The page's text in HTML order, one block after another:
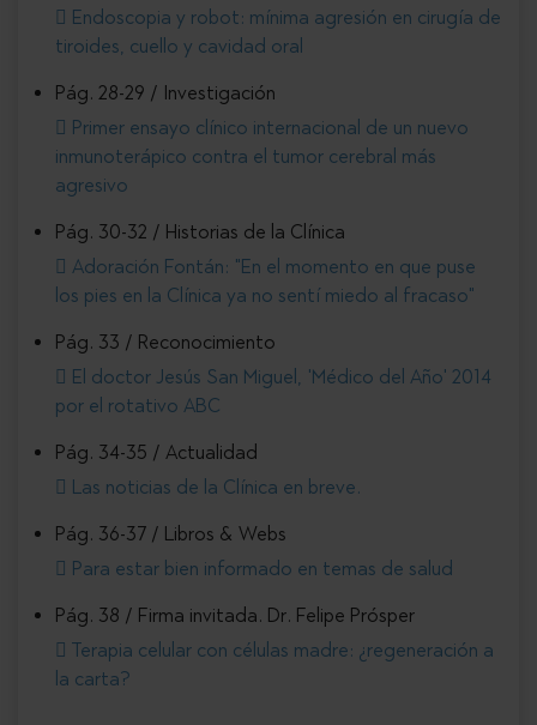
Endoscopia y robot: mínima agresión en cirugía de
tiroides, cuello y cavidad oral
Pág. 28-29 / Investigación
Primer ensayo clínico internacional de un nuevo
inmunoterápico contra el tumor cerebral más
agresivo
Pág. 30-32 / Historias de la Clínica
Adoración Fontán: "En el momento en que puse
los pies en la Clínica ya no sentí miedo al fracaso"
Pág. 33 / Reconocimiento
El doctor Jesús San Miguel, 'Médico del Año' 2014
por el rotativo ABC
Pág. 34-35 / Actualidad
Las noticias de la Clínica en breve.
Pág. 36-37 / Libros & Webs
Para estar bien informado en temas de salud
Pág. 38 / Firma invitada. Dr. Felipe Prósper
Terapia celular con células madre: ¿regeneración a
la carta?